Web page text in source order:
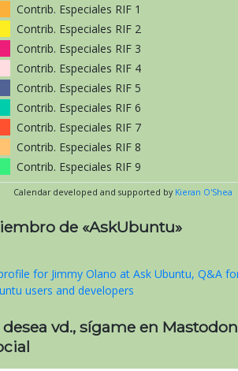
Contrib. Especiales RIF 1
Contrib. Especiales RIF 2
Contrib. Especiales RIF 3
Contrib. Especiales RIF 4
Contrib. Especiales RIF 5
Contrib. Especiales RIF 6
Contrib. Especiales RIF 7
Contrib. Especiales RIF 8
Contrib. Especiales RIF 9
Calendar developed and supported by Kieran O'Shea
de «AskUbuntu»
desea vd., sígame en Mastodon